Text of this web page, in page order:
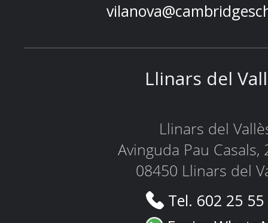
Llinars del
Llinars del
Avinguda Pau Casals,
08450 Llinars del
Tel. 602 25